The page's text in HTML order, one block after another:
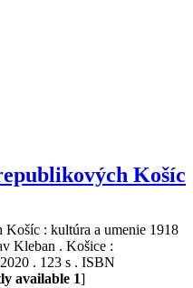
Košíc
: kultúra a umenie 1918
Kleban . Košice :
. 123 s . ISBN
available 1]